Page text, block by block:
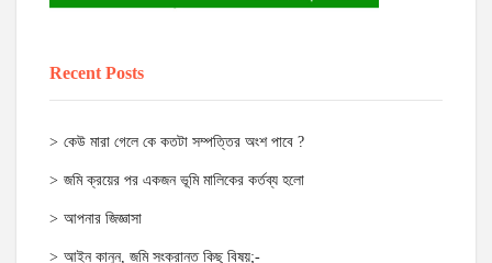
Recent Posts
কেউ মারা গেলে কে কতটা সম্পত্তির অংশ পাবে ?
জমি ক্রয়ের পর একজন ভূমি মালিকের কর্তব্য হলো
আপনার জিজ্ঞাসা
আইন কানুন, জমি সংক্রান্ত কিছু বিষয়;-